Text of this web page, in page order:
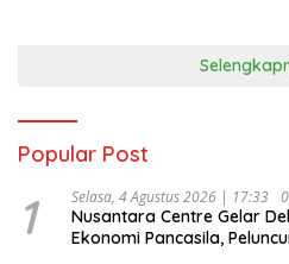
Popular Post
1 Selasa, 4 Agustus 2026 | 17:33
Nusantara Centre Gelar
Ekonomi Pancasila,